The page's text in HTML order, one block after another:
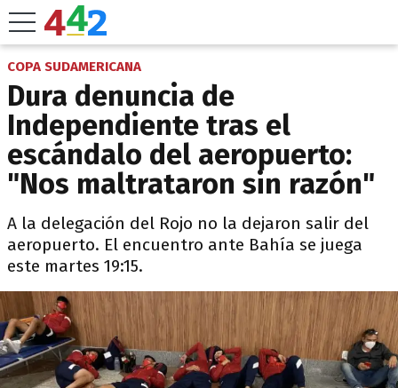
COPA SUDAMERICANA
Dura denuncia de
Independiente tras el
escándalo del aeropuerto:
"Nos maltrataron sin razón"
A la delegación del Rojo no la dejaron salir del
aeropuerto. El encuentro ante Bahía se juega
este martes 19:15.